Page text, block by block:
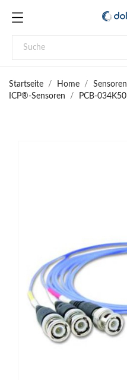
Startseite Home Sensoren
ICP®-Sensoren
PCB-034K50